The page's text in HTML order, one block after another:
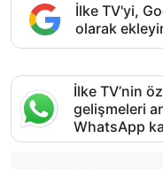
İlke TV'yi,
olarak
İlke TV’nin
gelişmeleri
WhatsApp